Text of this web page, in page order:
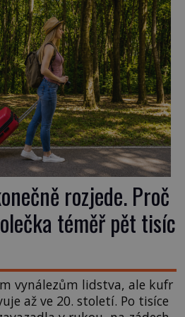
náustků k
způsob pití po celém […]
rozjede. Proč
téměř pět tisíc
vynálezům lidstva, ale kufr
až ve 20. století. Po tisíce